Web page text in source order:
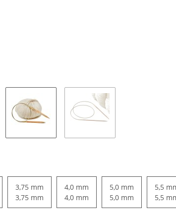
3,75 mm
3,75 mm
4,0 mm
4,0 mm
5,0 mm
5,0 mm
5,5
5,5